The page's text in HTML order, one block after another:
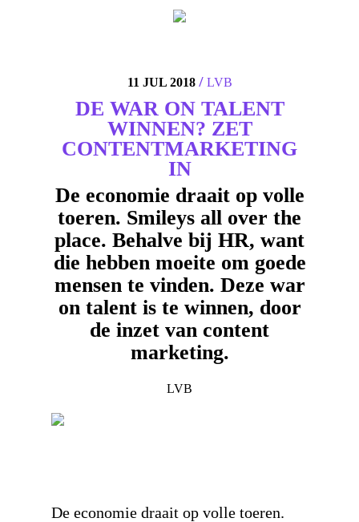
11 JUL 2018/ LVB
DE WAR ON TALENT
WINNEN? ZET
CONTENTMARKETING
IN
De economie draait op volle
toeren. Smileys all over the
place. Behalve bij HR, want
die hebben moeite om goede
mensen te vinden. Deze war
on talent is te winnen, door
de inzet van content
marketing.
LVB
De economie draait op volle toeren.